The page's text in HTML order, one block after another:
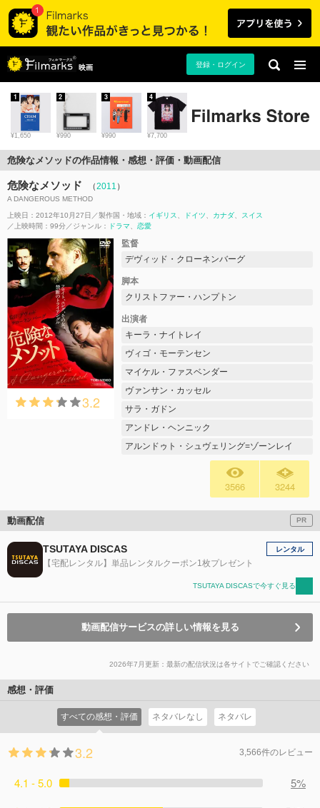
映画 登録・ログイン
¥1,650
1
¥990
2
¥990
3
¥7,700
4
危険なメソッドの作品情報・感想・評価・動画配信
危険なメソッド （2011 ）
A DANGEROUS METHOD
上映日：2012年10月27日 製作国・地域： イギリス ドイツ カナダ
スイス
上映時間：99分
ジャンル： ドラマ 恋愛
3.2
監督
デヴィッド・クローネンバーグ
脚本
クリストファー・ハンプトン
出演者
キーラ・ナイトレイ
ヴィゴ・モーテンセン
マイケル・ファスベンダー
ヴァンサン・カッセル
サラ・ガドン
アンドレ・ヘンニック
アルンドゥト・シュヴェリング=ゾーンレイ
3566 3244
動画配信 PR
TSUTAYA DISCAS
【宅配レンタル】単品レンタルクーポン1枚プレゼント
レンタル
TSUTAYA DISCASで今すぐ見る
動画配信サービスの詳しい情報を見る
2026年7月更新：最新の配信状況は各サイトでご確認ください
感想・評価
すべての感想・評価 ネタバレなし ネタバレ
3.2 3,566件のレビュー
4.1 - 5.0
5%